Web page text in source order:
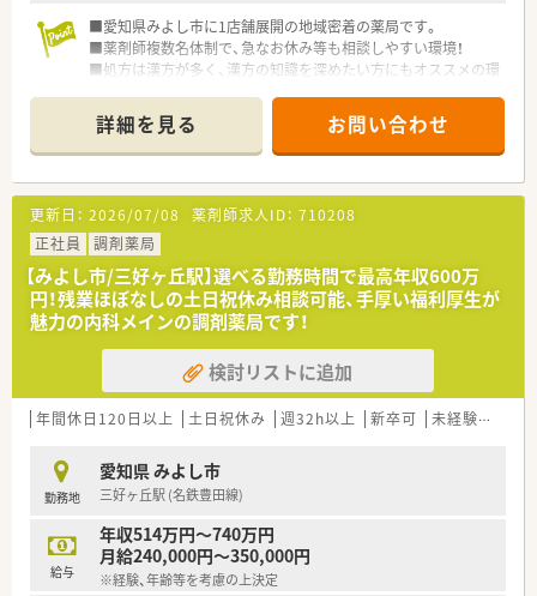
■愛知県みよし市に1店舗展開の地域密着の薬局です。
■薬剤師複数名体制で、急なお休み等も相談しやすい環境！
■処方は漢方が多く、漢方の知識を深めたい方にもオススメの環
詳細を見る お問い合わせ
更新日： 2026/07/08 薬剤師求人ID： 710208
正社員
調剤薬局
【みよし市/三好ヶ丘駅】選べる勤務時間で最高年収600万
円！残業ほぼなしの土日祝休み相談可能、手厚い福利厚生が
魅力の内科メインの調剤薬局です！
検討リストに追加
年間休日120日以上 土日祝休み 週32h以上 新卒可 未経験可
勤務地
愛知県 みよし市
三好ヶ丘駅 (名鉄豊田線)
給与
年収514万円～740万円
月給240,000円～350,000円
※経験、年齢等を考慮の上決定